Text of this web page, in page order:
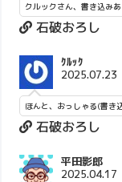
クルックさん、書き込み
石破おろし
ｸﾙｯｸ
2025.07.23
ほんと、おっしゃる(書き
石破おろし
平田影郎
2025.04.17